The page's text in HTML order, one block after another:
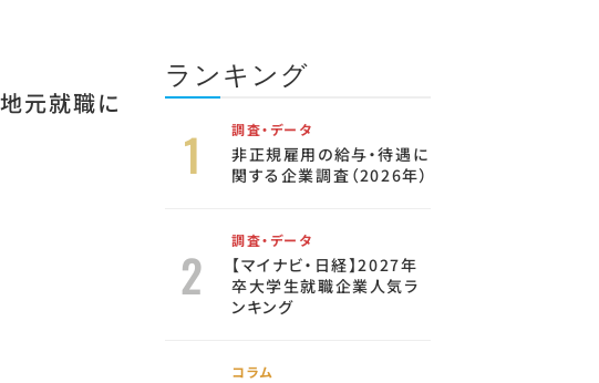
元就職に
ランキング
調査・データ
非正規雇用の給与・待遇に
関する企業調査（2026年）
調査・データ
【マイナビ・日経】2027年
卒大学生就職企業人気ラ
ンキング
コラム